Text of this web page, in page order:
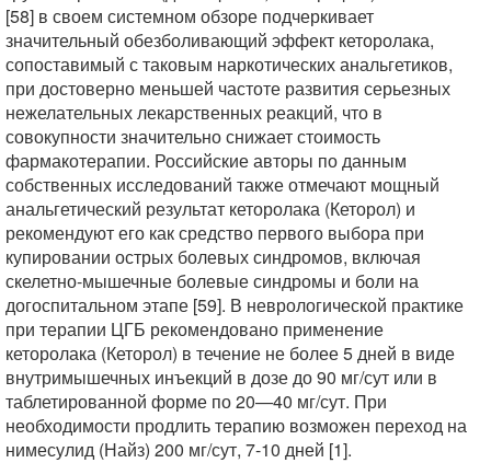
[58] в своем системном обзоре подчеркивает
значительный обезболивающий эффект кеторолака,
сопоставимый с таковым наркотических анальгетиков,
при достоверно меньшей частоте развития серьезных
нежелательных лекарственных реакций, что в
совокупности значительно снижает стоимость
фармакотерапии. Российские авторы по данным
собственных исследований также отмечают мощный
анальгетический результат кеторолака (Кеторол) и
рекомендуют его как средство первого выбора при
купировании острых болевых синдромов, включая
скелетно-мышечные болевые синдромы и боли на
догоспитальном этапе [59]. В неврологической практике
при терапии ЦГБ рекомендовано применение
кеторолака (Кеторол) в течение не более 5 дней в виде
внутримышечных инъекций в дозе до 90 мг/сут или в
таблетированной форме по 20—40 мг/сут. При
необходимости продлить терапию возможен переход на
нимесулид (Найз) 200 мг/сут, 7-10 дней [1].